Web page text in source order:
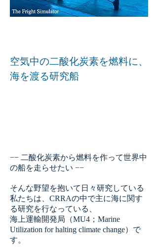
​空気中の二酸化炭素を燃料に、
海を渡る研究船
−− 二酸化炭素から燃料を作って世界中
の船を走らせたい −−
そんな野望を抱いて日々研究している
私たちは、CRRAの中で主に海に関す
る研究を行なっている、
海上運輸開発局（MU4；Marine
Utilization for halting climate change）で
す。